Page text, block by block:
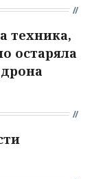
техника,
остаряла